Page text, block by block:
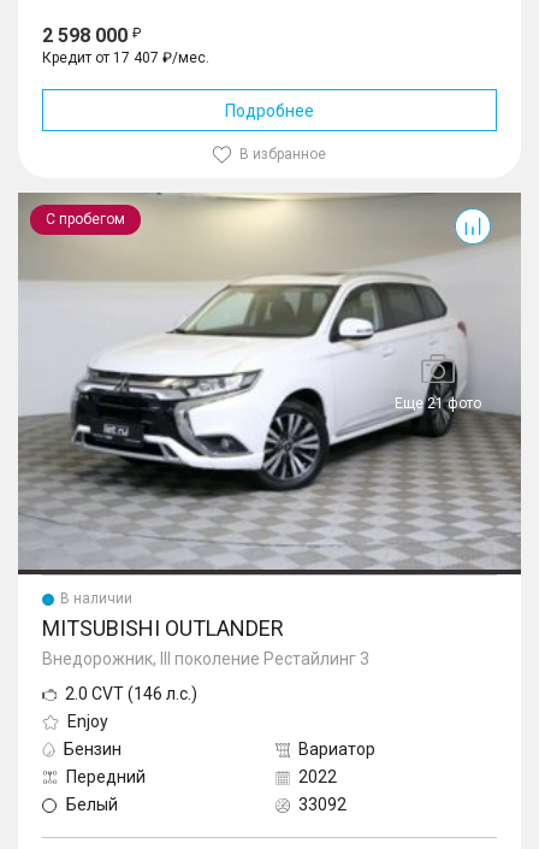
2 598 000
Кредит от 17 407 ₽/мес.
Подробнее
В избранное
С пробегом
Еще 21 фото
Outlander
В наличии
MITSUBISHI OUTLANDER
Внедорожник, III поколение Рестайлинг 3
2.0 CVT (146 л.с.)
Enjoy
Бензин
Вариатор
Передний
2022
Белый
33092